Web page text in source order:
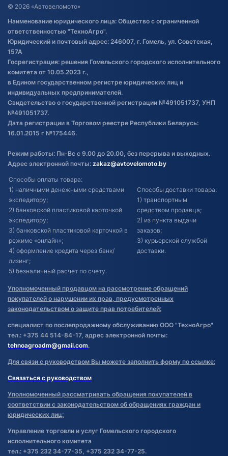
Договор публичной оферты
Обработка файлов cookie
Постановка транспорта на учет
Обновления в ЭПТС 2024
© 2026 «Автовеломото»
Наименование юридического лица: Общество с ограниченной
ответственностью "ТехноАгро".
Юридический и почтовый адрес: 246007, г. Гомель, ул. Советская,
157А
Госрегистрация: решения Гомельского городского исполнительного
комитета от 10.05.2023 г.,
в Едином государственном регистре юридических лиц и
индивидуальных предпринимателей.
Свидетельство о государственной регистрации №491051737, УНП
№491051737.
Дата регистрации в Торговом реестре Республики Беларусь:
16.01.2015 г №175446.
Режим работы: Пн-Вс с 9.00 до 20.00, без перерыва и выходных.
Адрес электронной почты: zakaz@avtovelomoto.by
Способы оплаты товара:
1) наличными денежными средствами
экспедитору;
2) банковской пластиковой карточкой
экспедитору;
3) банковской пластиковой карточкой в
режиме «онлайн»;
4) оформление кредита через банк/
лизинг;
5) безналичный расчет по счету.
Способы доставки товара:
1) транспортным
средством продавца;
2) из пункта выдачи
заказов;
3) курьерской службой
доставки.
Уполномоченный продавцом на рассмотрение обращений
покупателей о нарушении их прав, предусмотренных
законодательством о защите прав потребителей:
специалист по послепродажному обслуживанию ООО "ТехноАгро"
тел.: +375 44 514-84-17, адрес электронной почты:
tehnoagroadm@gmail.com.
Для связи с руководством Вы можете заполнить форму по ссылке:
Связаться с руководством
Уполномоченный рассматривать обращения покупателей в
соответствии с законодательством об обращениях граждан и
юридических лиц:
Управление торговли и услуг Гомельского городского
исполнительного комитета
тел.: +375 232 34-77-35, +375 232 34-77-25.